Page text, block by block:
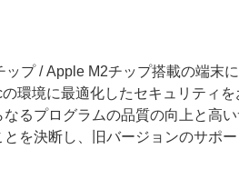
ップ / Apple M2チップ搭載の端末
環境に最適化したセキュリティ
るプログラムの品質の向上と高
を決断し、旧バージョンのサポ